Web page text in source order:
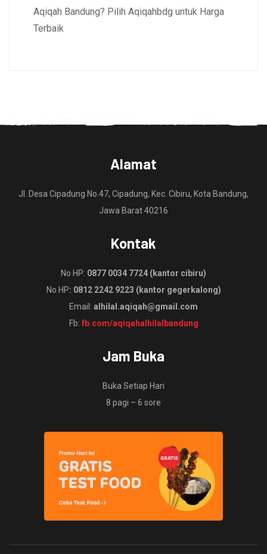
Aqiqah Bandung? Pilih Aqiqahbdg untuk Harga
Terbaik
Alamat
Jl. Desa Cipadung No.47, Cipadung, Kec. Cibiru, Kota Bandung,
Jawa Barat 40216
Kontak
No HP: 0877 0034 7724 (kantor cibiru)
No HP: 0812 2242 9223 (kantor gegerkalong)
Email: alhilal.aqiqah@gmail.com
Fb: fb.com/aqiqahalhilalbandung
Jam Buka
Buka Setiap Hari
8 pagi – 6 sore